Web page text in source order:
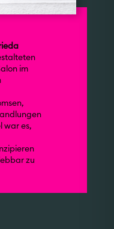
im
war es,
zu